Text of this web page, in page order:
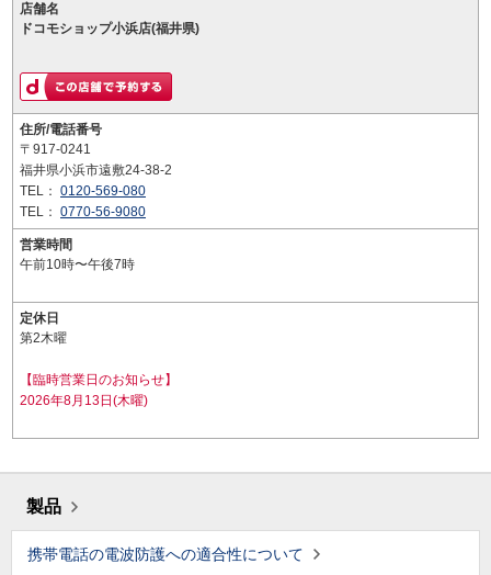
店舗名
ドコモショップ小浜店(福井県)
住所/電話番号
〒917-0241
福井県小浜市遠敷24-38-2
TEL： 0120-569-080
TEL： 0770-56-9080
営業時間
午前10時〜午後7時
定休日
第2木曜
【臨時営業日のお知らせ】
2026年8月13日(木曜)
製品
携帯電話の電波防護への適合性について